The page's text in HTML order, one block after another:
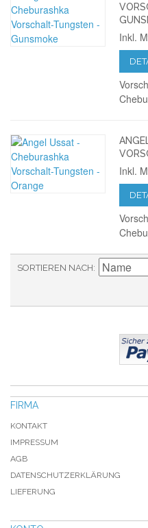
Inkl.
Inkl.
SORTIEREN NACH
FIRMA
KONTAKT
IMPRESSUM
AGB
DATENSCHUTZERKLÄRUNG
LIEFERUNG